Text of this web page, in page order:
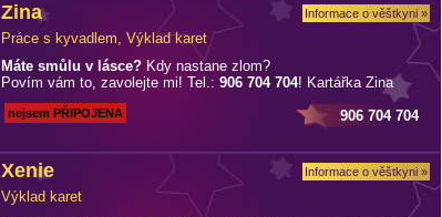
Zina
Práce s kyvadlem, Výklad karet
Informace o věštkyni »
Máte smůlu v lásce? Kdy nastane zlom?
Povím vám to, zavolejte mi! Tel.: 906 704 704! Kartářka Zina
nejsem PŘIPOJENA 906 704 704
Xenie
Výklad karet
Informace o věštkyni »